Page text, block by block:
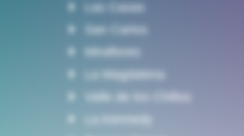
Las Casas
San Carlos
Miraflores
La Magdalena
Valle de los Chillos
La Kennedy